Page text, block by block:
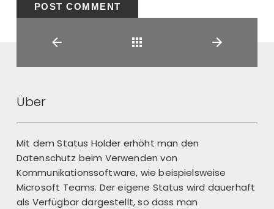
Über
Mit dem Status Holder erhöht man den
Datenschutz beim Verwenden von
Kommunikationssoftware, wie beispielsweise
Microsoft Teams. Der eigene Status wird dauerhaft
als Verfügbar dargestellt, so dass man